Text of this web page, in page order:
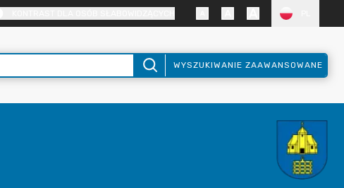
WYSZUKIWANIE ZAAWANSOWANE